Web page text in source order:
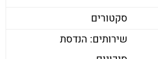
סקטורים
שירותים: הנדסת